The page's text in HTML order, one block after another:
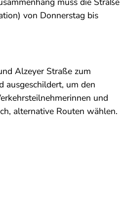
von Donnerstag bis
Alzeyer Straße zum
ausgeschildert, um den
und
alternative Routen wählen.